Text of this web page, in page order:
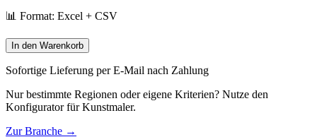
📊 Format: Excel + CSV
In den Warenkorb
Sofortige Lieferung per E-Mail nach Zahlung
Nur bestimmte Regionen oder eigene Kriterien? Nutze den
Konfigurator fürKunstmaler.
Zur Branche →